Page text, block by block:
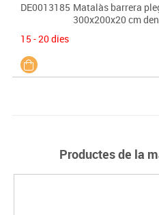
DE0013185 Matalàs barrera
300x200x20 cm
15 - 20 dies
Productes de la